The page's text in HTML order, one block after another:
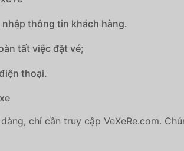
thông tin khách hàng.
tất việc đặt vé;
thoại.
chỉ cần truy cập VeXeRe.com.